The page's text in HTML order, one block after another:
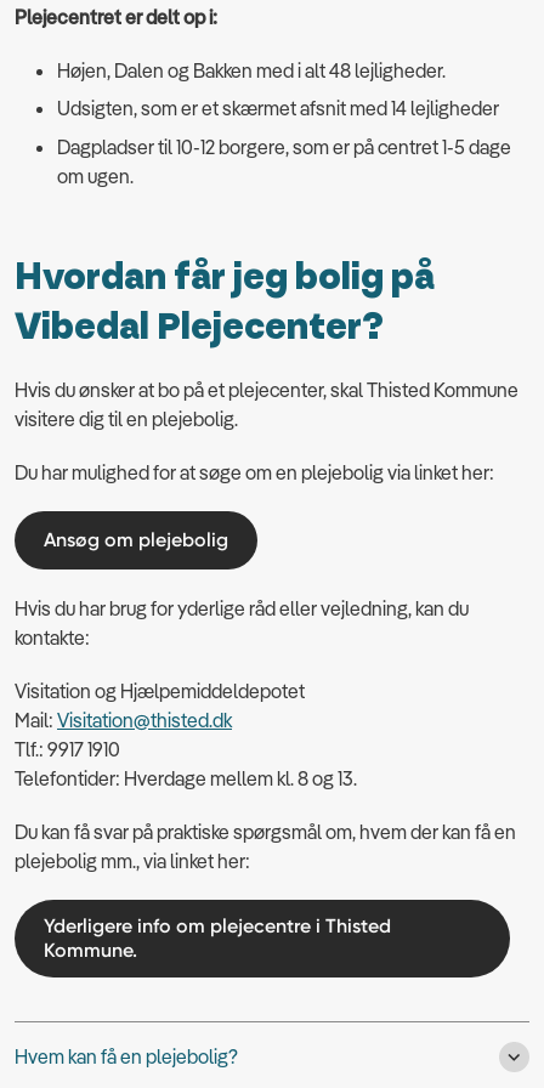
Plejecentret er delt op i:
Højen, Dalen og Bakken med i alt 48 lejligheder.
Udsigten, som er et skærmet afsnit med 14 lejligheder
Dagpladser til 10-12 borgere, som er på centret 1-5 dage
om ugen.
Hvordan får jeg bolig på
Vibedal Plejecenter?
Hvis du ønsker at bo på et plejecenter, skal Thisted Kommune
visitere dig til en plejebolig.
Du har mulighed for at søge om en plejebolig via linket her:
Ansøg om plejebolig
Hvis du har brug for yderlige råd eller vejledning, kan du
kontakte:
Visitation og Hjælpemiddeldepotet
Mail: Visitation@thisted.dk
Tlf.: 9917 1910
Telefontider: Hverdage mellem kl. 8 og 13.
Du kan få svar på praktiske spørgsmål om, hvem der kan få en
plejebolig mm., via linket her:
Yderligere info om plejecentre i Thisted
Kommune.
Hvem kan få en plejebolig?